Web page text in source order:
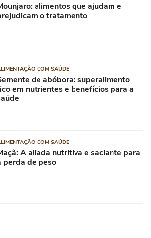
alimentos que ajudam e
o tratamento
COM SAÚDE
de abóbora: superalimento
em nutrientes e benefícios para a
COM SAÚDE
A aliada nutritiva e saciante para
perda de peso